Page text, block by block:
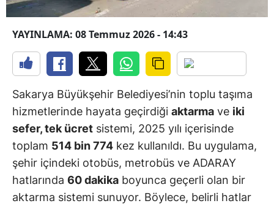
YAYINLAMA: 08 Temmuz 2026 - 14:43
Sakarya Büyükşehir Belediyesi’nin toplu taşıma
hizmetlerinde hayata geçirdiği aktarma ve iki
sefer, tek ücret sistemi, 2025 yılı içerisinde
toplam 514 bin 774 kez kullanıldı. Bu uygulama,
şehir içindeki otobüs, metrobüs ve ADARAY
hatlarında 60 dakika boyunca geçerli olan bir
aktarma sistemi sunuyor. Böylece, belirli hatlar